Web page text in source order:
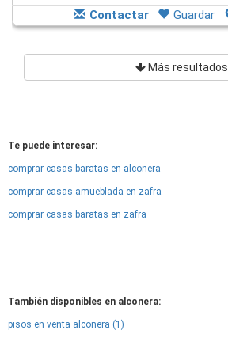
Contactar Guardar
Más resultados
Te puede interesar:
comprar casas baratas en alconera
comprar casas amueblada en zafra
comprar casas baratas en zafra
También disponibles en alconera:
pisos en venta alconera (1)